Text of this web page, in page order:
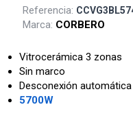
Referencia:
Marca: CORBERO
Vitrocerámica 3 zonas
Sin marco
Desconexión
5700W